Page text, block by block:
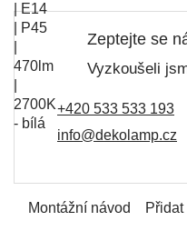
Zeptejte se
Vyzkoušeli
+420 533 533 193
info@dekolamp.cz
Montážní návod